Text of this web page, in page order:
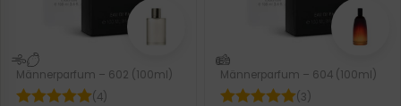
Männerparfum – 602 (100ml)
(4)
Männerparfum – 604 (100ml)
(3)